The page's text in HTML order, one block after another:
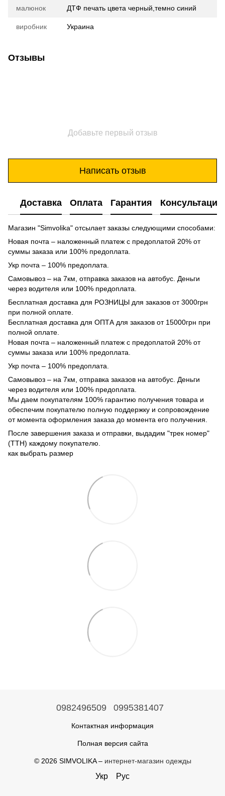
малюнок ДТФ печать цвета черный,темно синий
виробник Украина
Отзывы
Добавьте первый отзыв
Написать отзыв
Доставка Оплата Гарантия Консультация
Магазин "Simvolika" отсылает заказы следующими способами:
Новая почта – наложенный платеж с предоплатой 20% от
суммы заказа или 100% предоплата.
Укр почта – 100% предоплата.
Самовывоз – на 7км, отправка заказов на автобус. Деньги
через водителя или 100% предоплата.
Бесплатная доставка для РОЗНИЦЫ для заказов от 3000грн
при полной оплате.
Бесплатная доставка для ОПТА для заказов от 15000грн при
полной оплате.
Новая почта – наложенный платеж с предоплатой 20% от
суммы заказа или 100% предоплата.
Укр почта – 100% предоплата.
Самовывоз – на 7км, отправка заказов на автобус. Деньги
через водителя или 100% предоплата.
Мы даем покупателям 100% гарантию получения товара и
обеспечим покупателю полную поддержку и сопровождение
от момента оформления заказа до момента его получения.
После завершения заказа и отправки, выдадим "трек номер"
(ТТН) каждому покупателю.
как выбрать размер
0982496509 0995381407
Контактная информация
Полная версия сайта
© 2026 SIMVOLIKA – интернет-магазин одежды
Укр Рус